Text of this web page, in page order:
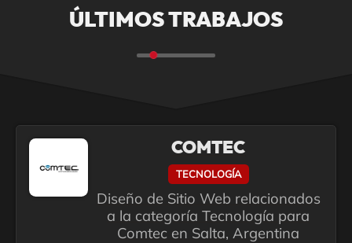
ÚLTIMOS TRABAJOS
COMTEC
TECNOLOGÍA
Diseño de Sitio Web relacionados
a la categoría Tecnología para
Comtec en Salta, Argentina